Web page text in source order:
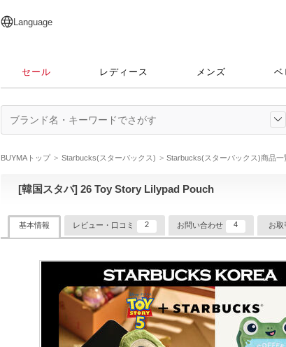
日本語
English
简体中文
繁體中文
Language
セール レディース メンズ ベ
BUYMAトップ Starbucks(スターバックス) Starbucks(スターバックス)商品一
[韓国スタバ] 26 Toy Story Lilypad Pouch
基本情報 レビュー・口コミ 2 お問い合わせ 4 お取